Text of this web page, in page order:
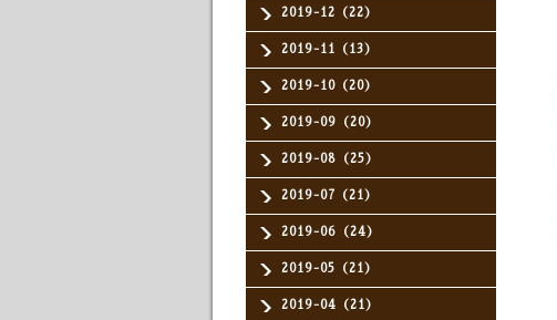
2019-12（22）
2019-11（13）
2019-10（20）
2019-09（20）
2019-08（25）
2019-07（21）
2019-06（24）
2019-05（21）
2019-04（21）